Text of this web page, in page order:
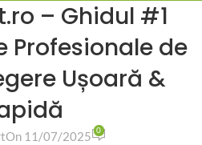
BAI
BLOG
– Ghidul #1
Profesionale de
Ușoară &
On 11/07/2025 0